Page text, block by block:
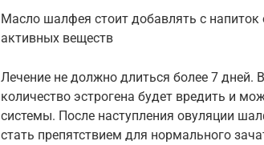
Масло шалфея стоит добавлять с
активных веществ
Лечение не должно длиться более 7 дней.
количество эстрогена будет вредить и
системы. После наступления овуляции
стать препятствием для нормального